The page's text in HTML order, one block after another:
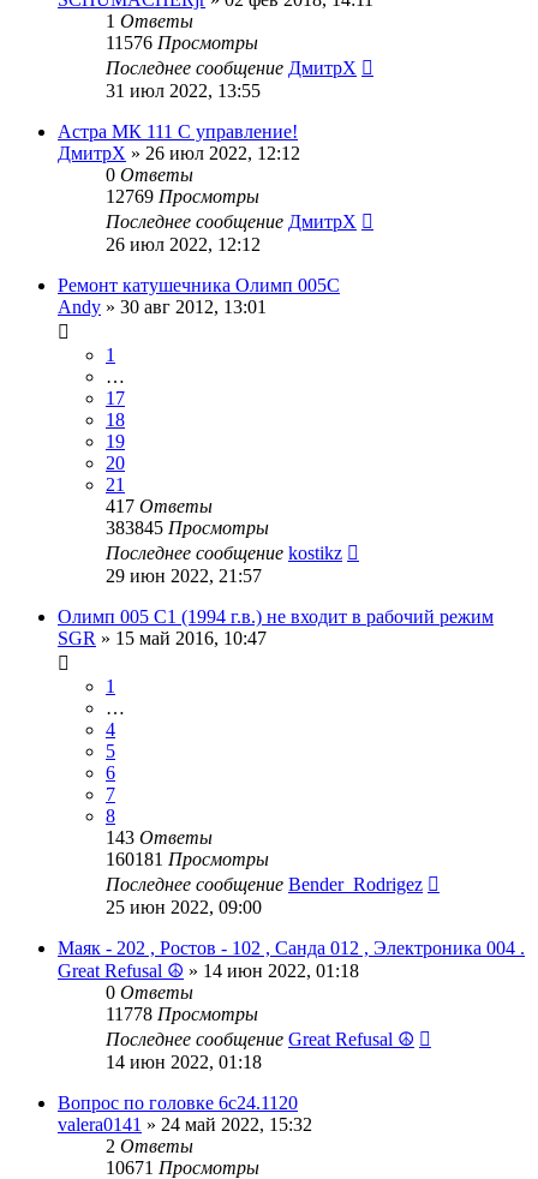
1 Ответы
11576 Просмотры
Последнее сообщение ДмитрХ
31 июл 2022, 13:55
Астра МК 111 С управление!
ДмитрХ » 26 июл 2022, 12:12
0 Ответы
12769 Просмотры
Последнее сообщение ДмитрХ
26 июл 2022, 12:12
Ремонт катушечника Олимп 005С
Andy » 30 авг 2012, 13:01
1
…
17
18
19
20
21
417 Ответы
383845 Просмотры
Последнее сообщение kostikz
29 июн 2022, 21:57
Олимп 005 C1 (1994 г.в.) не входит в рабочий режим
SGR » 15 май 2016, 10:47
1
…
4
5
6
7
8
143 Ответы
160181 Просмотры
Последнее сообщение Bender_Rodrigez
25 июн 2022, 09:00
Маяк - 202 , Ростов - 102 , Санда 012 , Электроника 004 .
Great Refusal ☮ » 14 июн 2022, 01:18
0 Ответы
11778 Просмотры
Последнее сообщение Great Refusal ☮
14 июн 2022, 01:18
Вопрос по головке 6с24.1120
valera0141 » 24 май 2022, 15:32
2 Ответы
10671 Просмотры